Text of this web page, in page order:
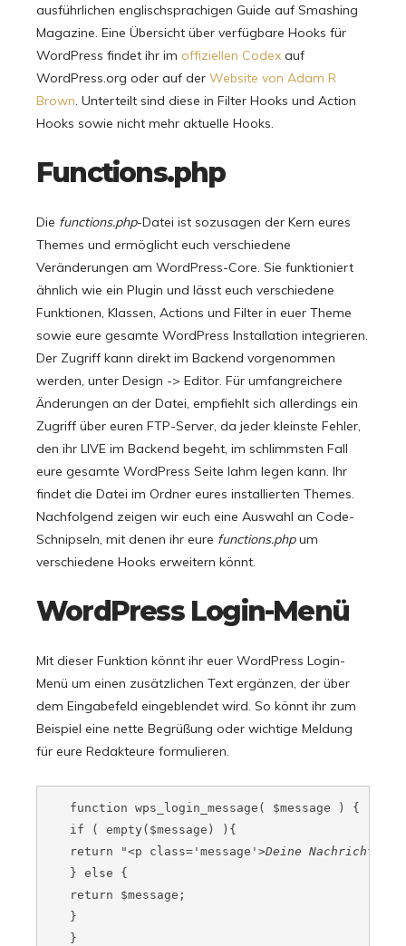
ausführlichen englischsprachigen Guide auf Smashing
Magazine. Eine Übersicht über verfügbare Hooks für
WordPress findet ihr im offiziellen Codex auf
WordPress.org oder auf der Website von Adam R
Brown. Unterteilt sind diese in Filter Hooks und Action
Hooks sowie nicht mehr aktuelle Hooks.
Functions.php
Die functions.php-Datei ist sozusagen der Kern eures
Themes und ermöglicht euch verschiedene
Veränderungen am WordPress-Core. Sie funktioniert
ähnlich wie ein Plugin und lässt euch verschiedene
Funktionen, Klassen, Actions und Filter in euer Theme
sowie eure gesamte WordPress Installation integrieren.
Der Zugriff kann direkt im Backend vorgenommen
werden, unter Design -> Editor. Für umfangreichere
Änderungen an der Datei, empfiehlt sich allerdings ein
Zugriff über euren FTP-Server, da jeder kleinste Fehler,
den ihr LIVE im Backend begeht, im schlimmsten Fall
eure gesamte WordPress Seite lahm legen kann. Ihr
findet die Datei im Ordner eures installierten Themes.
Nachfolgend zeigen wir euch eine Auswahl an Code-
Schnipseln, mit denen ihr eure functions.phpum
verschiedene Hooks erweitern könnt.
WordPress Login-Menü
Mit dieser Funktion könnt ihr euer WordPress Login-
Menü um einen zusätzlichen Text ergänzen, der über
dem Eingabefeld eingeblendet wird. So könnt ihr zum
Beispiel eine nette Begrüßung oder wichtige Meldung
für eure Redakteure formulieren.
   function wps_login_message( $message ) {
   if ( empty($message) ){
   return "<p class='message'>
Deine Nachricht
   } else {
   return $message;
   }
   }